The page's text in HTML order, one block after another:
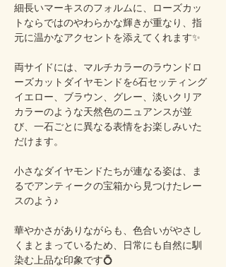
細長いマーキスのフォルムに、ローズカッ
トならではのやわらかな輝きが重なり、指
元に温かなアクセントを添えてくれます✨
両サイドには、マルチカラーのラウンドロ
ーズカットダイヤモンドを6石セッティング
イエロー、ブラウン、グレー、淡いクリア
カラーのような天然色のニュアンスが並
び、一石ごとに異なる表情をお楽しみいた
だけます。
小さなダイヤモンドたちが連なる姿は、ま
るでアンティークの宝箱から見つけたレー
スのよう♪
華やかさがありながらも、色合いがやさし
くまとまっているため、日常にも自然に馴
染む上品な印象です💍